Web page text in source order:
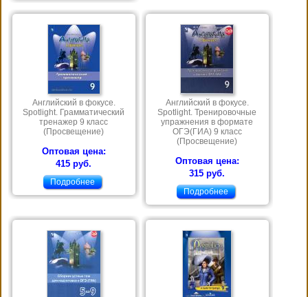
Английский в фокусе.
Spotlight. Грамматический
тренажер 9 класс
(Просвещение)
Оптовая цена:
415 руб.
Подробнее
Английский в фокусе.
Spotlight. Тренировочные
упражнения в формате
ОГЭ(ГИА) 9 класс
(Просвещение)
Оптовая цена:
315 руб.
Подробнее